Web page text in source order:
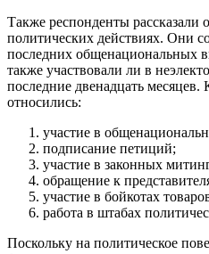
Также респонденты рассказали
политических действиях. Они
последних общенациональных
также участвовали ли в
последние двенадцать месяцев.
относились:
участие в
подписание петиций;
участие в законных
обращение к
участие в бойкотах
работа в штабах
Поскольку на политическое